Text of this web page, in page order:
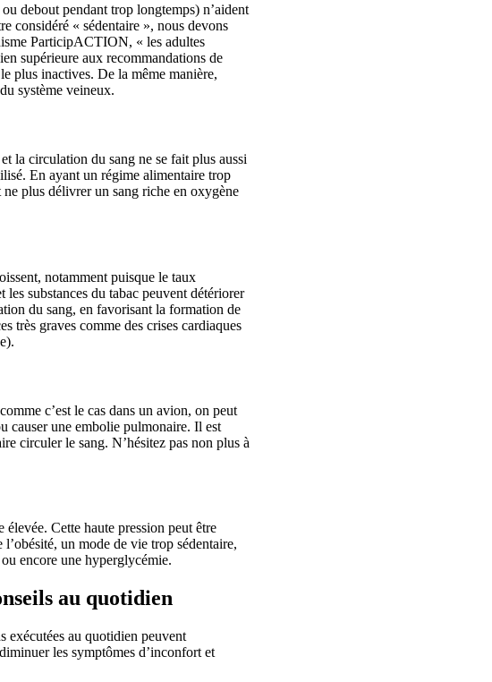
debout pendant trop longtemps) n’aident
considéré « sédentaire », nous devons
ParticipACTION, « les adultes
supérieure aux recommandations de
plus inactives. De la même manière,
système veineux.
la circulation du sang ne se fait plus aussi
En ayant un régime alimentaire trop
ne plus délivrer un sang riche en oxygène
notamment puisque le taux
substances du tabac peuvent détériorer
du sang, en favorisant la formation de
très graves comme des crises cardiaques
c’est le cas dans un avion, on peut
causer une embolie pulmonaire. Il est
circuler le sang. N’hésitez pas non plus à
Cette haute pression peut être
un mode de vie trop sédentaire,
encore une hyperglycémie.
au quotidien
exécutées au quotidien peuvent
les symptômes d’inconfort et